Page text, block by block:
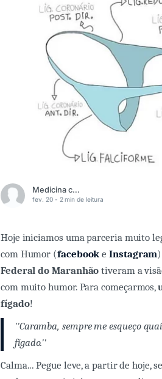
Medicina com Humor
fev. 20 - 2 min de leitura
Hoje iniciamos uma parceria muito
com Humor (facebook eInstagram
Federal do Maranhão tiveram a
com muito humor. Para começarmos,
fígado!
''Caramba, sempre me esqueço
fígado.''
Calma... Pegue leve, a partir de hoje,